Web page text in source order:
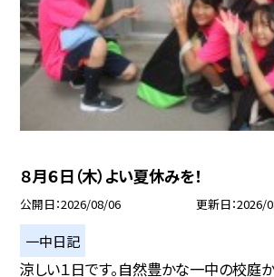
８月６日（木）よい夏休みを！
公開日 2026/08/06 更新日 2026/
一中日記
涼しい１日です。自然豊かな一中の校庭